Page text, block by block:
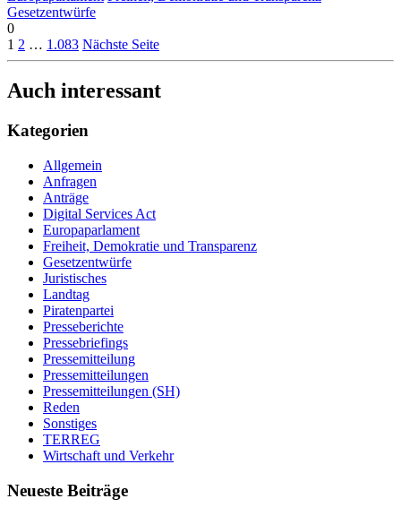
Gesetzentwürfe
0
1 2 … 1.083 Nächste Seite
Auch interessant
Kategorien
Allgemein
Anfragen
Anträge
Digital Services Act
Europaparlament
Freiheit, Demokratie und Transparenz
Gesetzentwürfe
Juristisches
Landtag
Piratenpartei
Presseberichte
Pressebriefings
Pressemitteilung
Pressemitteilungen
Pressemitteilungen (SH)
Reden
Sonstiges
TERREG
Wirtschaft und Verkehr
Neueste Beiträge